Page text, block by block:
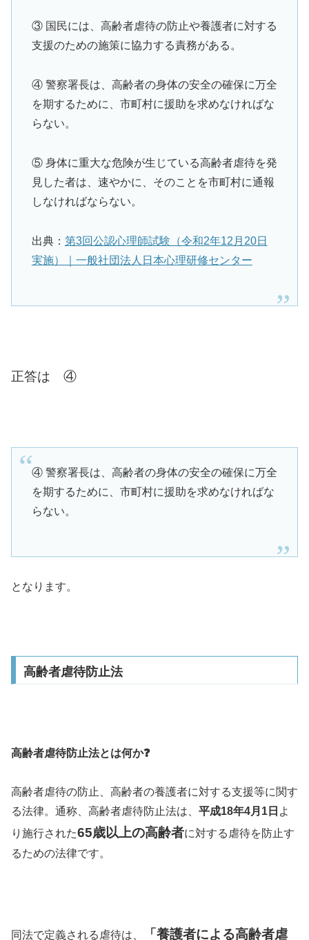
③ 国民には、高齢者虐待の防止や養護者に対する
支援のための施策に協力する責務がある。
④ 警察署長は、高齢者の身体の安全の確保に万全
を期するために、市町村に援助を求めなければな
らない。
⑤ 身体に重大な危険が生じている高齢者虐待を発
見した者は、速やかに、そのことを市町村に通報
しなければならない。
出典： 第3回公認心理師試験（令和2年12月20日
実施）｜一般社団法人日本心理研修センター
正答は ④
④ 警察署長は、高齢者の身体の安全の確保に万全
を期するために、市町村に援助を求めなければな
らない。
となります。
高齢者虐待防止法
高齢者虐待防止法とは何か❓
高齢者虐待の防止、高齢者の養護者に対する支援等に関す
る法律。通称、高齢者虐待防止法は、 平成18年4月1日 よ
り施行された65歳以上の高齢者に対する虐待を防止す
るための法律です。
同法で定義される虐待は、 「 養護者による高齢者虐